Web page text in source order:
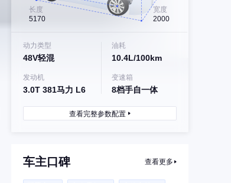
长度
5170
宽度
2000
动力类型
48V轻混
油耗
10.4L/100km
发动机
3.0T 381马力 L6
变速箱
8档手自一体
查看完整参数配置
车主口碑 查看更多